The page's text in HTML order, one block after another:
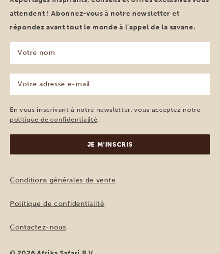
attendent ! Abonnez-vous à notre newsletter et
répondez avant tout le monde à l’appel de la savane.
nom
(Nécessaire)
adresse
e-
mail
(Nécessaire)
En vous inscrivant à notre newsletter, vous acceptez notre
politique de confidentialité
Conditions générales de vente
Politique de confidentialité
Contactez-nous